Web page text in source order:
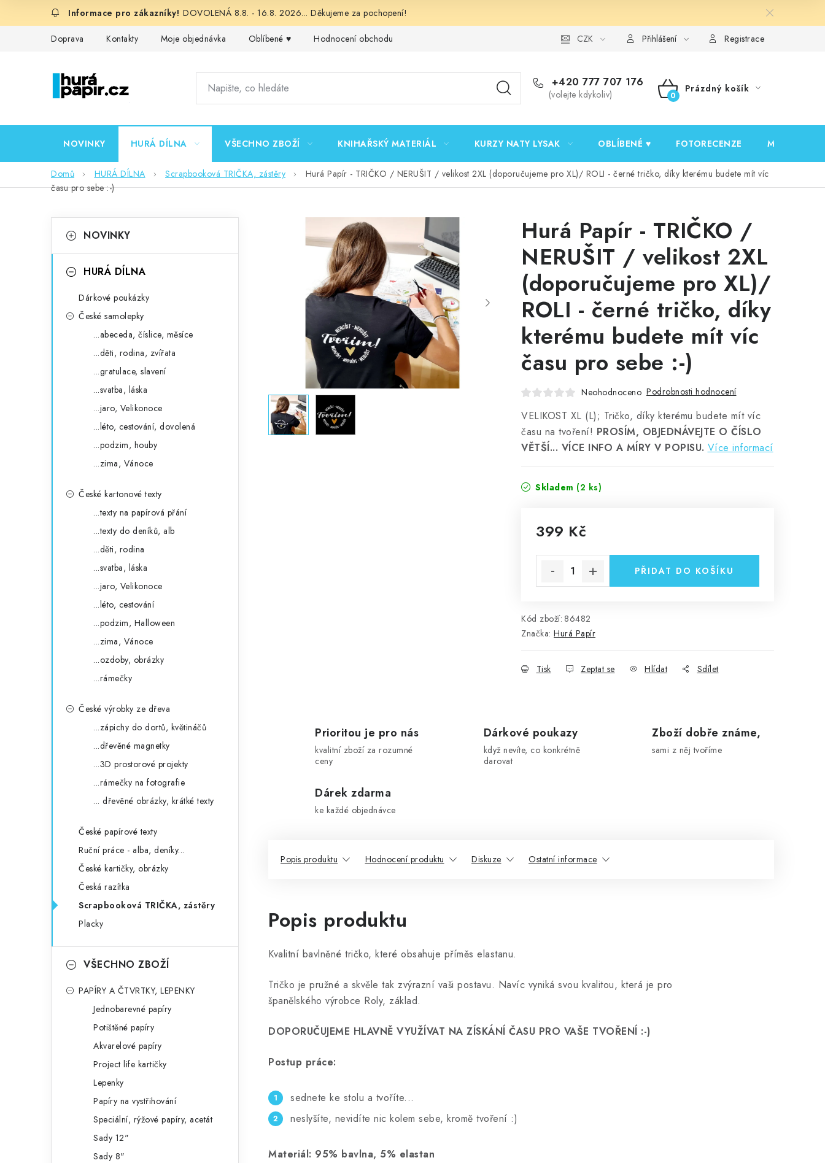
DOVOLENÁ 8.8. - 16.8. 2026... Děkujeme za pochopení!
Doprava Kontakty Moje objednávka Oblíbené ♥️ Hodnocení obchodu Podmínky ochrany osobních údajů Ověřování recenzí
CZK Přihlášení Registrace
+420 777 707 176
(volejte kdykoliv)
NÁKUPNÍ
Prázdný košík
NOVINKY HURÁ DÍLNA VŠECHNO ZBOŽÍ KNIHAŘSKÝ MATERIÁL KURZY NATY LYSAK OBLÍBENÉ ♥️ FOTORECENZE MOJE
Domů HURÁ DÍLNA Scrapbooková TRIČKA, zástěry
Hurá Papír - TRIČKO / NERUŠIT / velikost 2XL (doporučujeme pro XL)/ ROLI - černé tričko, díky kterému budete mít víc
času pro sebe :-)
okategorie
a
NOVINKY
HURÁ DÍLNA
Dárkové poukázky
České samolepky
...abeceda, číslice, měsíce
...děti, rodina, zvířata
...gratulace, slavení
...svatba, láska
...jaro, Velikonoce
...léto, cestování, dovolená
...podzim, houby
...zima, Vánoce
České kartonové texty
...texty na papírová přání
...texty do deníků, alb
...děti, rodina
...svatba, láska
...jaro, Velikonoce
...léto, cestování
...podzim, Halloween
...zima, Vánoce
...ozdoby, obrázky
...rámečky
České výrobky ze dřeva
...zápichy do dortů, květináčů
...dřevěné magnetky
...3D prostorové projekty
...rámečky na fotografie
... dřevěné obrázky, krátké texty
České papírové texty
Ruční práce - alba, deníky...
České kartičky, obrázky
Česká razítka
Scrapbooková TRIČKA, zástěry
Placky
VŠECHNO ZBOŽÍ
PAPÍRY A ČTVRTKY, LEPENKY
Jednobarevné papíry
Potištěné papíry
Akvarelové papíry
Project life kartičky
Lepenky
Papíry na vystřihování
Speciální, rýžové papíry, acetát
Sady 12"
Sady 8"
Hurá Papír - TRIČKO /
NERUŠIT / velikost 2XL
(doporučujeme pro XL)/
ROLI - černé tričko, díky
kterému budete mít víc
času pro sebe :-)
Neohodnoceno Podrobnosti hodnocení
VELIKOST XL (L); Tričko, díky kterému budete mít víc
času na tvoření! PROSÍM, OBJEDNÁVEJTE O ČÍSLO
VĚTŠÍ... VÍCE INFO A MÍRY V POPISU. Více informací
Skladem (2 ks)
399 Kč
PŘIDAT DO KOŠÍKU
Kód zboží: 86482
Značka: Hurá Papír
Tisk Zeptat se Hlídat Sdílet
Prioritou je pro nás
kvalitní zboží za rozumné
ceny
Dárkové poukazy
když nevíte, co konkrétně
darovat
Zboží dobře známe,
sami z něj tvoříme
Dárek zdarma
ke každé objednávce
Popis produktu Hodnocení produktu Diskuze Ostatní informace
Popis produktu
Kvalitní bavlněné tričko, které obsahuje příměs elastanu.
Tričko je pružné a skvěle tak zvýrazní vaši postavu. Navíc vyniká svou kvalitou, která je pro
španělského výrobce Roly, základ.
DOPORUČUJEME HLAVNĚ VYUŽÍVAT NA ZÍSKÁNÍ ČASU PRO VAŠE TVOŘENÍ :-)
Postup práce:
sednete ke stolu a tvoříte...
neslyšíte, nevidíte nic kolem sebe, kromě tvoření :)
Materiál: 95% bavlna, 5% elastan